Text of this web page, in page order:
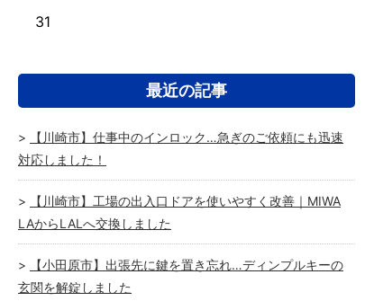
31
最近の記事
【川崎市】仕事中のインロック…急ぎのご依頼にも迅速
対応しました！
【川崎市】工場の出入口ドアを使いやすく改善｜MIWA
LAからLALへ交換しました
【小田原市】出張先に鍵を置き忘れ…ディンプルキーの
玄関を解錠しました